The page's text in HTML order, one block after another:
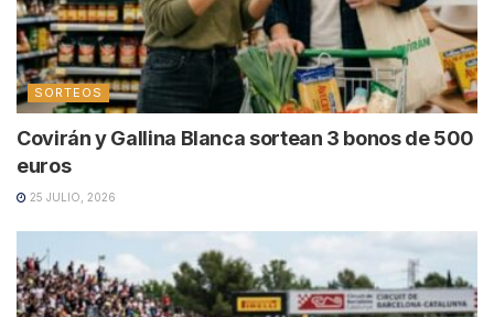
SORTEOS
Covirán y Gallina Blanca sortean 3 bonos de 500
euros
25 JULIO, 2026